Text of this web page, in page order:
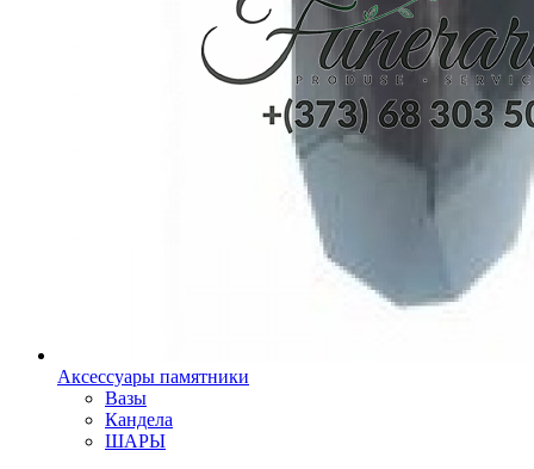
Аксессуары памятники
Вазы
Кандела
ШАРЫ